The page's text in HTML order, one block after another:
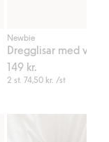
Newbie
Dregglisar med
149 kr.
2 st. 74,50 kr. /st